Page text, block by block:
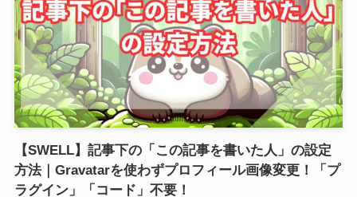
【SWELL】記事下の「この記事を書いた人」の設定
方法｜Gravatarを使わずプロフィール画像変更！「プ
ラグイン」「コード」不要！